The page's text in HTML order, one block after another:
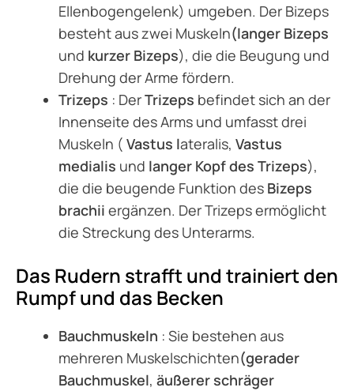
Ellenbogengelenk) umgeben. Der Bizeps
besteht aus zwei Muskeln(langer Bizeps
und kurzer Bizeps), die die Beugung und
Drehung der Arme fördern.
Trizeps : DerTrizeps befindet sich an der
Innenseite des Arms und umfasst drei
Muskeln ( Vastus lateralis, Vastus
medialis und langer Kopf des Trizeps),
die die beugende Funktion des Bizeps
brachii ergänzen. Der Trizeps ermöglicht
die Streckung des Unterarms.
Das Rudern strafft und trainiert den
Rumpf und das Becken
Bauchmuskeln : Sie bestehen aus
mehreren Muskelschichten(gerader
Bauchmuskel, äußerer schräger